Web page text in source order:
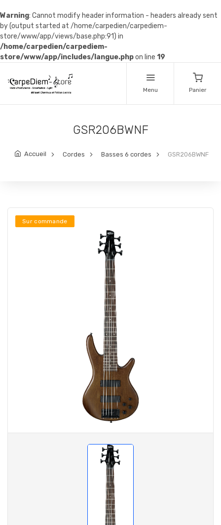
Warning: Cannot modify header information - headers already sent
by (output started at /home/carpedien/carpediem-
store/www/app/views/base.php:91) in
/home/carpedien/carpediem-
store/www/app/includes/langue.phpon line 19
Menu Panier
GSR206BWNF
Accueil Cordes Basses 6 cordes GSR206BWNF
Sur commande
Sur commande